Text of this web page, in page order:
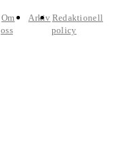
Om
oss
Arkiv Redaktionell
policy